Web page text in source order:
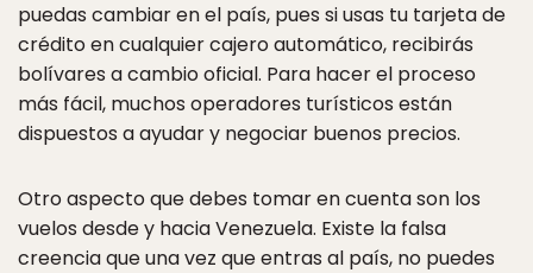
puedas cambiar en el país, pues si usas tu tarjeta de
crédito en cualquier cajero automático, recibirás
bolívares a cambio oficial. Para hacer el proceso
más fácil, muchos operadores turísticos están
dispuestos a ayudar y negociar buenos precios.
Otro aspecto que debes tomar en cuenta son los
vuelos desde y hacia Venezuela. Existe la falsa
creencia que una vez que entras al país, no puedes